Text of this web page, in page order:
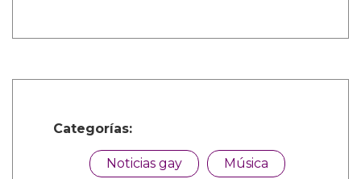
Categorías:
Noticias gay Música